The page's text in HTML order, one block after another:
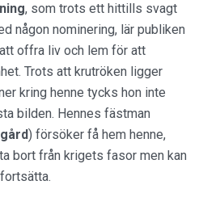
, som trots ett hittills svagt
någon nominering, lär publiken
offra liv och lem för att
Trots att krutröken ligger
kring henne tycks hon inte
bilden. Hennes fästman
) försöker få hem henne,
bort från krigets fasor men kan